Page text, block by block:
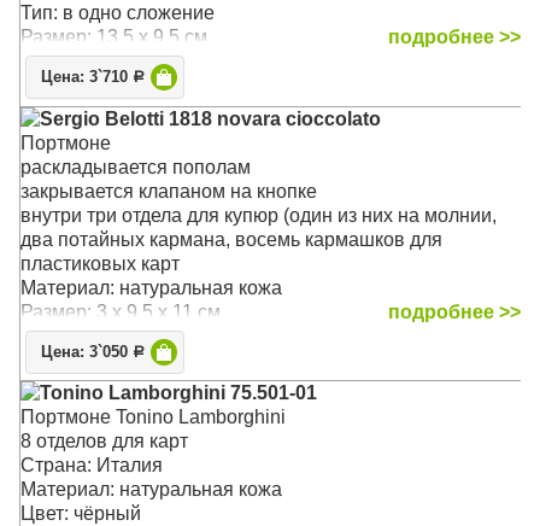
Тип: в одно сложение
Размер: 13.5 x 9.5 см
подробнее >>
Цена: 3`710 Р
Sergio Belotti 1818 novara cioccolato
Портмоне
раскладывается пополам
закрывается клапаном на кнопке
внутри три отдела для купюр (один из них на молнии,
два потайных кармана, восемь кармашков для
пластиковых карт
Материал: натуральная кожа
Размер: 3 x 9.5 x 11 см
подробнее >>
Цена: 3`050 Р
Tonino Lamborghini 75.501-01
Портмоне Tonino Lamborghini
8 отделов для карт
Страна: Италия
Материал: натуральная кожа
Цвет: чёрный